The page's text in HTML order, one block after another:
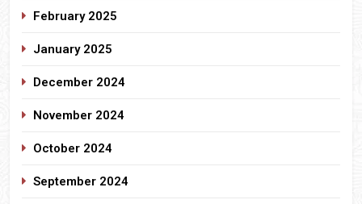
February 2025
January 2025
December 2024
November 2024
October 2024
September 2024